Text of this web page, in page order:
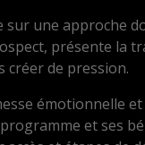
sur une approche
présente la
créer de pression.
émotionnelle
et ses